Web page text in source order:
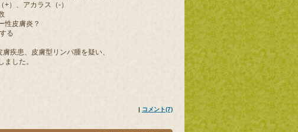
ラス（‐）
膚炎？
る
皮膚型リンパ腫を疑い、
た。
| コメント(7)